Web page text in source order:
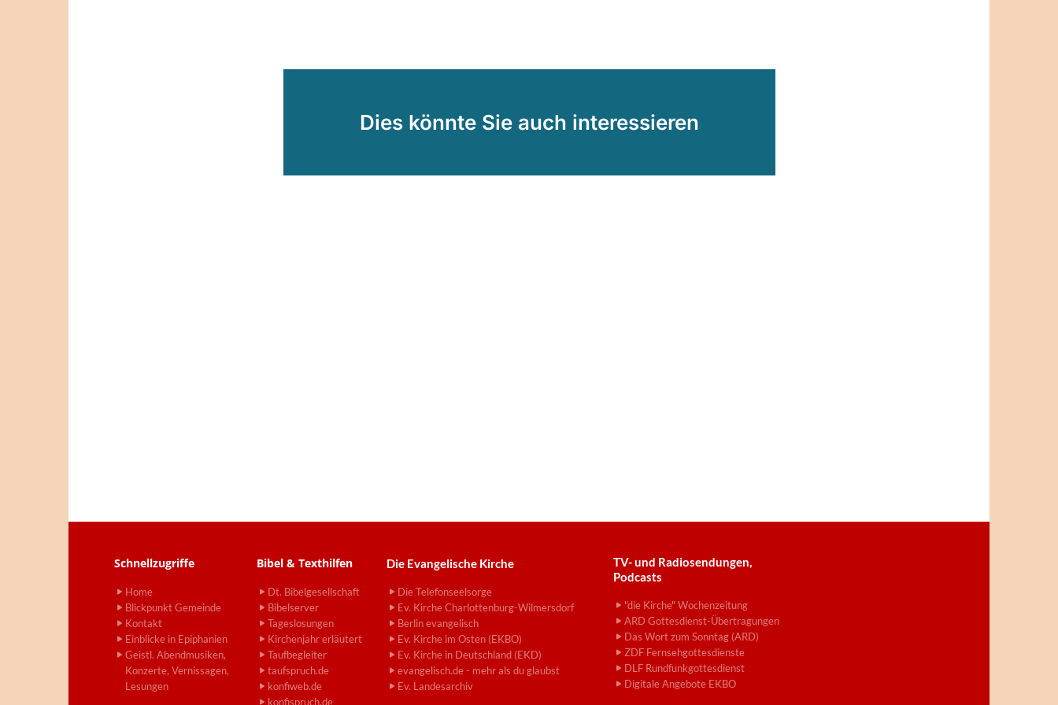
Dies könnte Sie auch interessieren
Schnellzugriffe
Home
Blickpunkt Gemeinde
Kontakt
Einblicke in Epiphanien
Geistl. Abendmusiken,
Konzerte, Vernissagen,
Lesungen
Bibel & Texthilfen
Dt. Bibelgesellschaft
Bibelserver
Tageslosungen
Kirchenjahr erläutert
Taufbegleiter
taufspruch.de
konfiweb.de
konfispruch.de
Die Evangelische Kirche
Die Telefonseelsorge
Ev. Kirche Charlottenburg-Wilmersdorf
Berlin evangelisch
Ev. Kirche im Osten (EKBO)
Ev. Kirche in Deutschland (EKD)
evangelisch.de - mehr als du glaubst
Ev. Landesarchiv
TV- und Radiosendungen,
Podcasts
"die Kirche" Wochenzeitung
ARD Gottesdienst-Übertragungen
Das Wort zum Sonntag (ARD)
ZDF Fernsehgottesdienste
DLF Rundfunkgottesdienst
Digitale Angebote EKBO